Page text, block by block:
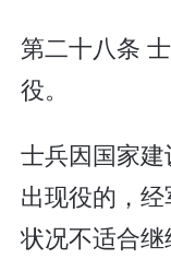
第二十八条
役。
士兵因国家
出现役的，
状况不适合